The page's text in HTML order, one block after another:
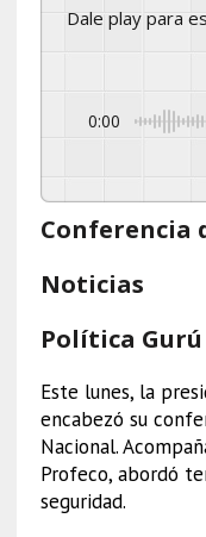
Dale play para
0:00
Conferencia
Noticias
Política Gurú
Este lunes, la
encabezó su
Nacional.
Profeco, abordó
seguridad.